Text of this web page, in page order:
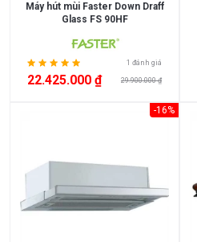
Máy hút mùi Faster Down Draff
Glass FS 90HF
1 đánh giá
22.425.000 ₫ 29.900.000 ₫
-16%